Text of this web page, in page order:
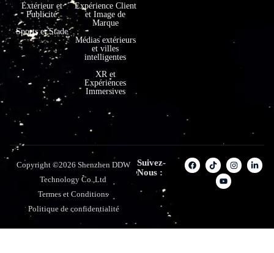
Extérieur et
Publicité
Sports et Stade
Expérience Client
et Image de
Marque
Médias extérieurs
et villes
intelligentes
XR et
Expériences
Immersives
Copyright ©2026 Shenzhen DDW
Technology Co.,Ltd
Termes et Conditions
Politique de confidentialité
Suivez-
Nous :